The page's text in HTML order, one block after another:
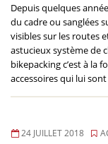
Depuis quelques
du cadre ou sanglées
visibles sur les routes
astucieux système de
bikepacking c’est à la
accessoires qui lui
24 JUILLET 2018